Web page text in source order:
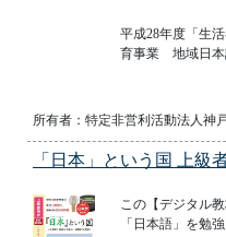
平成28年度「生
育事業 地域日
所有者：特定非営利活動法人神
「日本」という国 上級
この【デジタル
「日本語」を勉